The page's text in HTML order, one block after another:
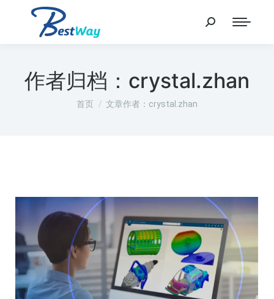
作者归档： crystal.zhan
您在这里：
首页 文章作者：crystal.zhan